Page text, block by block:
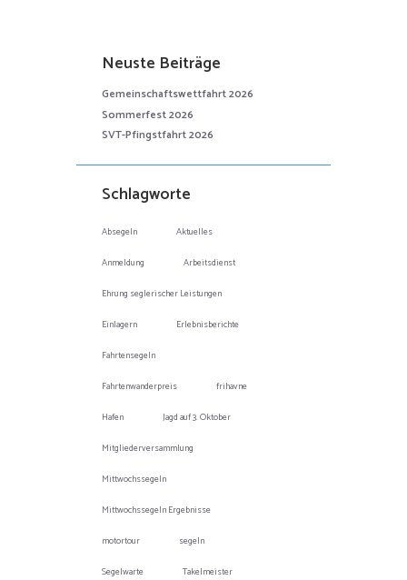
Neuste Beiträge
Gemeinschaftswettfahrt 2026
Sommerfest 2026
SVT-Pfingstfahrt 2026
Schlagworte
Absegeln Aktuelles
Anmeldung Arbeitsdienst
Ehrung seglerischer Leistungen
Einlagern Erlebnisberichte
Fahrtensegeln
Fahrtenwanderpreis frihavne
Hafen Jagd auf 3. Oktober
Mitgliederversammlung
Mittwochssegeln
Mittwochssegeln Ergebnisse
motortour segeln
Segelwarte Takelmeister